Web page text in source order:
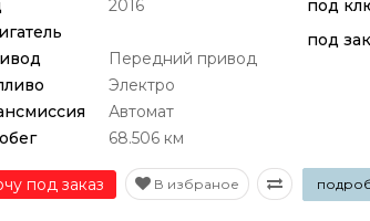
2016
Передний привод
Электро
Автомат
68.506 км
под
под
под заказ В избраное